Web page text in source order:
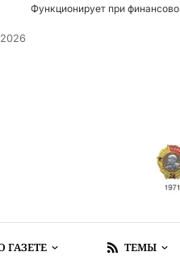
Функционирует при
ГАЗЕТЕ ТЕМЫ